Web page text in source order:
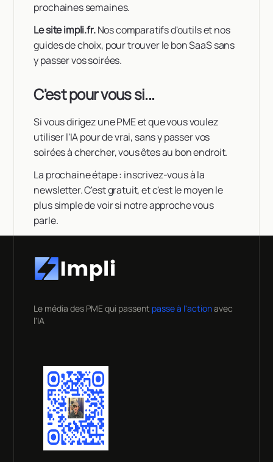
prochaines semaines.
Le site impli.fr.Nos comparatifs d'outils et nos
guides de choix, pour trouver le bon SaaS sans
y passer vos soirées.
C'est pour vous si...
Si vous dirigez une PME et que vous voulez
utiliser l'IA pour de vrai, sans y passer vos
soirées à chercher, vous êtes au bon endroit.
La prochaine étape : inscrivez-vous à la
newsletter. C'est gratuit, et c'est le moyen le
plus simple de voir si notre approche vous
parle.
Le média des PME qui passent passe à l'actionavec
l'IA